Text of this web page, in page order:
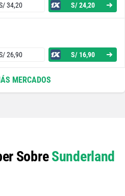
34,20 S/ 24,20
26,90 S/ 16,90
S/ 21 S/ 11
MERCADOS
SobreSunderland